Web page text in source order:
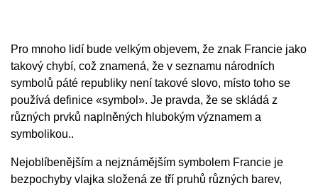
Pro mnoho lidí bude velkým objevem, že znak Francie jako
takový chybí, což znamená, že v seznamu národních
symbolů páté republiky není takové slovo, místo toho se
používá definice «symbol». Je pravda, že se skládá z
různých prvků naplněných hlubokým významem a
symbolikou..
Nejoblíbenějším a nejznámějším symbolem Francie je
bezpochyby vlajka složená ze tří pruhů různých barev,